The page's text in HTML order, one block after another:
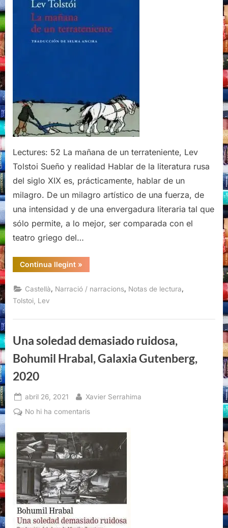
2021
Lectures: 52 La mañana de un terrateniente, Lev
Tolstoi Sueño y realidad Hablar de la literatura rusa
del siglo XIX es, prácticamente, hablar de un
milagro. De un milagro artístico de una fuerza, de
una intensidad y de una envergadura literaria tal que
sólo permite, a lo mejor, ser comparada con el
teatro griego del…
Continua llegint“La
mañana
un
terrateniente,
2021”
»
Castellà Narració / narracions Notas de lectura
Tolstoi, Lev
Una soledad demasiado ruidosa,
Bohumil Hrabal, Galaxia Gutenberg,
2020
Posted
on
abril 26, 2021 By
Xavier Serrahima
No hi ha comentarisa
soledad
demasiado
ruidosa,
Bohumil
Hrabal,
Galaxia
Gutenberg,
2020